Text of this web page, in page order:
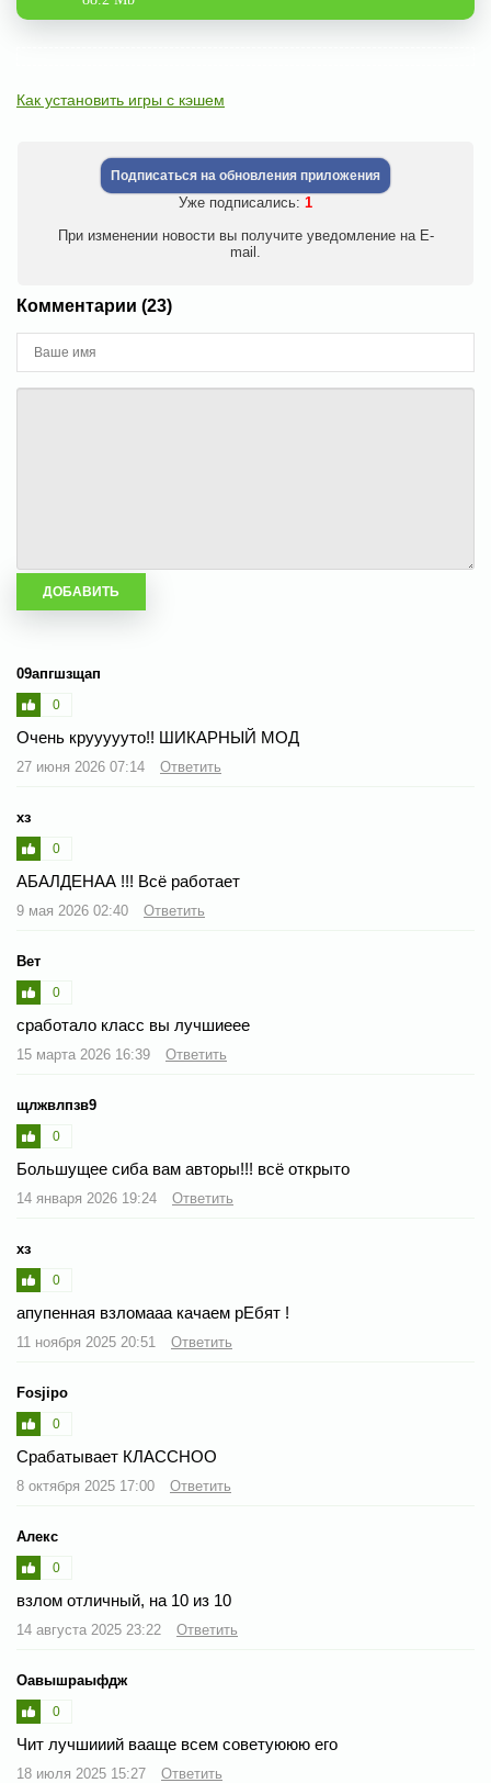
Как установить игры с кэшем
Подписаться на обновления приложения
Уже подписались: 1
При изменении новости вы получите уведомление на E-
mail.
Комментарии (23)
09апгшзщап
0
Очень круууууто!! ШИКАРНЫЙ МОД
27 июня 2026 07:14 Ответить
хз
0
АБАЛДЕНАА !!! Всё работает
9 мая 2026 02:40 Ответить
Вет
0
сработало класс вы лучшиеее
15 марта 2026 16:39 Ответить
щлжвлпзв9
0
Большущее сиба вам авторы!!! всё открыто
14 января 2026 19:24 Ответить
хз
0
апупенная взломааа качаем рЕбят !
11 ноября 2025 20:51 Ответить
Fosjipo
0
Срабатывает КЛАССНОО
8 октября 2025 17:00 Ответить
Алекс
0
взлом отличный, на 10 из 10
14 августа 2025 23:22 Ответить
Оавышраыфдж
0
Чит лучшииий вааще всем советуююю его
18 июля 2025 15:27 Ответить